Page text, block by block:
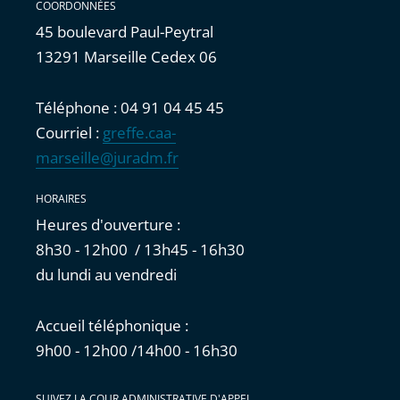
COORDONNÉES
45 boulevard Paul-Peytral
13291 Marseille Cedex 06
Téléphone : 04 91 04 45 45
Courriel : greffe.caa-
marseille@juradm.fr
HORAIRES
Heures d'ouverture :
8h30 - 12h00 / 13h45 - 16h30
du lundi au vendredi
Accueil téléphonique :
9h00 - 12h00 /14h00 - 16h30